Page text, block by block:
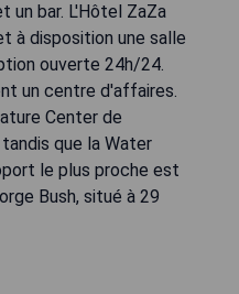
un bar. L'Hôtel ZaZa
à disposition une salle
ouverte 24h/24.
un centre d'affaires.
Center de
que la Water
le plus proche est
Bush, situé à 29